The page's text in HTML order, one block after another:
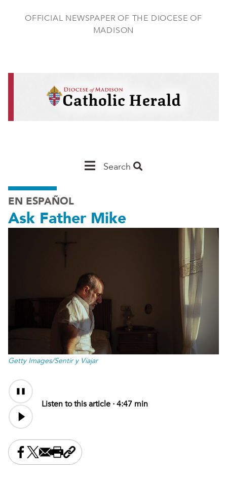
OFFICIAL NEWSPAPER OF THE DIOCESE OF
MADISON
Main
Madison
Search
EN ESPAÑOL
Ask Father Mike
Getty Images/Sentir y Viajar
Audio
Content
Listen to this article ·4:47 min
Share this on Facebook
Share this on X
Share this by email
Print this page
Copy the page address